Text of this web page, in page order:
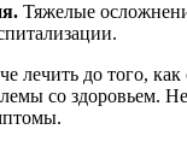
Тяжелые
лечить до того, как
со здоровьем.